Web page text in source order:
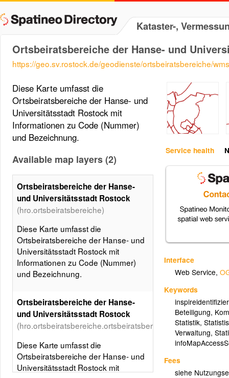
Kataster-,
Ortsbeiratsbereiche der Hanse- und
https://geo.sv.rostock.de/geodienste/ortsbeiratsbereiche/wms
Service health
Interface
Web Service,
Keywords
Beteiligung,
Statistik,
Verwaltung,
Fees
siehe
Diese Karte umfasst die
Ortsbeiratsbereiche der Hanse- und
Universitätsstadt Rostock mit
Informationen zu Code (Nummer)
und Bezeichnung.
Available map layers (2)
Ortsbeiratsbereiche der Hanse-
und Universitätsstadt Rostock
(hro.ortsbeiratsbereiche)
Diese Karte umfasst die
Ortsbeiratsbereiche der Hanse- und
Universitätsstadt Rostock mit
Informationen zu Code (Nummer)
und Bezeichnung.
Ortsbeiratsbereiche der Hanse-
und Universitätsstadt Rostock
(hro.ortsbeiratsbereiche.ortsbeiratsbereiche)
Diese Karte umfasst die
Ortsbeiratsbereiche der Hanse- und
Universitätsstadt Rostock mit